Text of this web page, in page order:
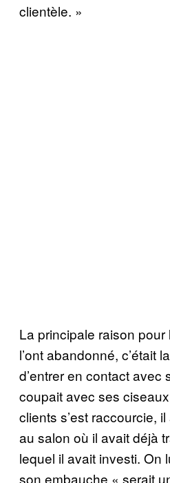
clientèle. »
La principale raison
l’ont abandonné, c’était
d’entrer en contact avec
coupait avec ses
clients s’est raccourcie,
au salon où il avait déjà
lequel il avait investi. On
son embauche « serait